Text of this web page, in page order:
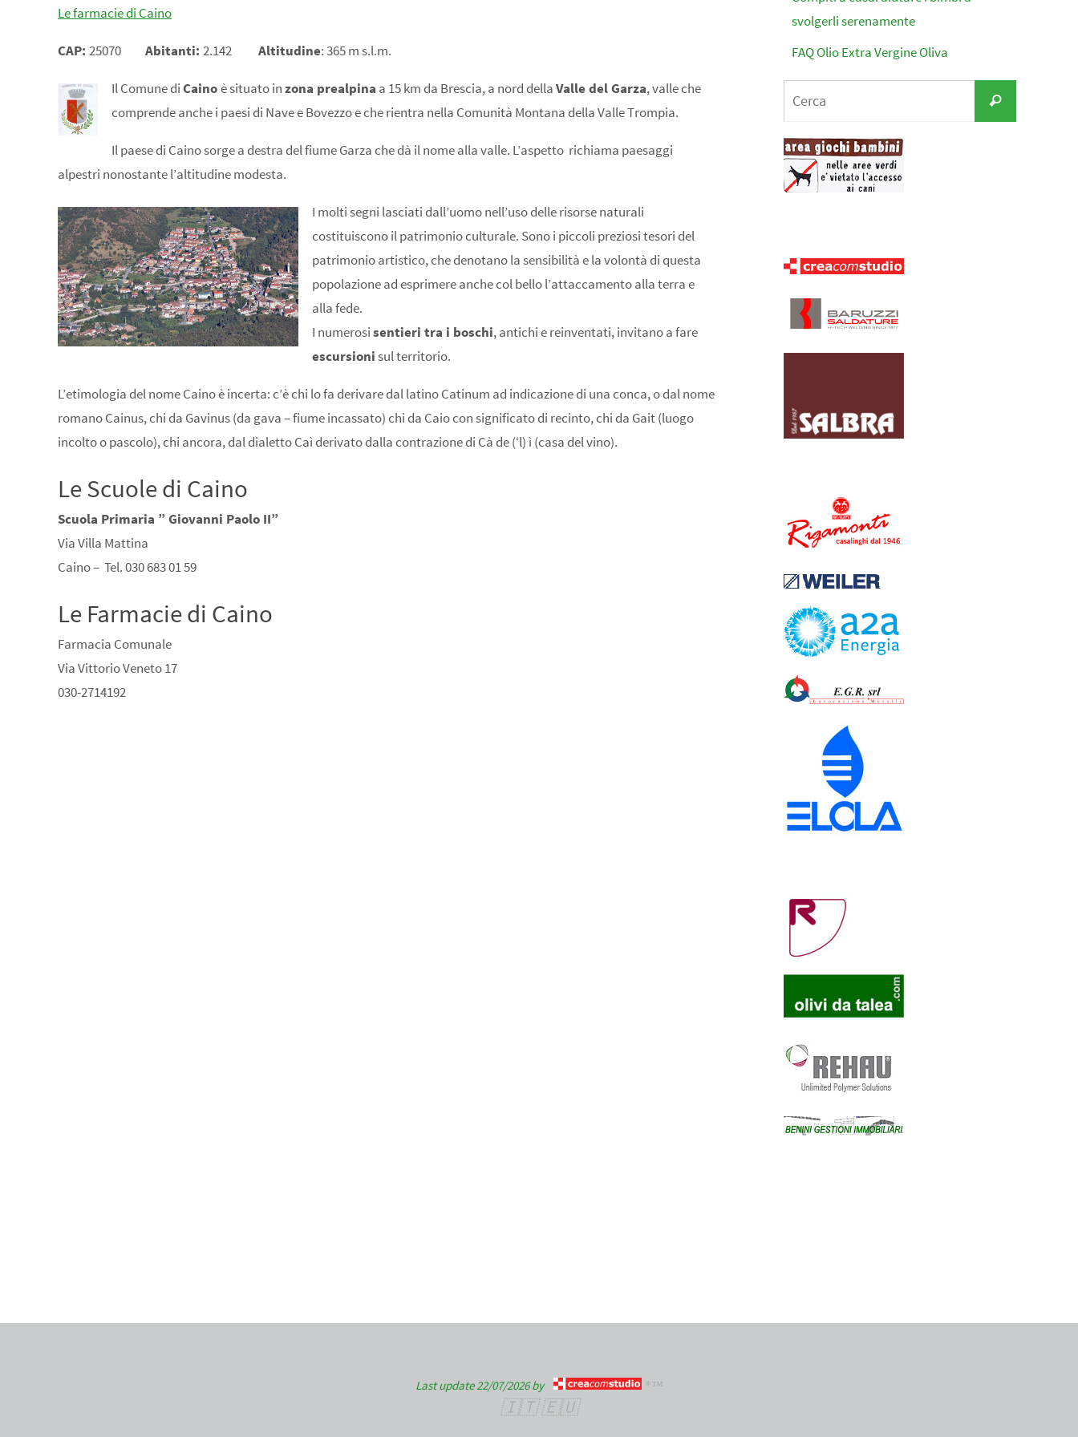
Le farmacie di Caino
CAP: 25070 Abitanti: 2.142 Altitudine: 365 m s.l.m.
Il Comune diCainoè situato inzona prealpina a 15 km da Brescia, a nord dellaValle del Garza, valle che
comprende anche i paesi di Nave e Bovezzo e che rientra nella Comunità Montana della Valle Trompia.
Il paese di Caino sorge a destra del fiume Garza che dà il nome alla valle. L’aspetto richiama paesaggi
alpestri nonostante l’altitudine modesta.
I molti segni lasciati dall’uomo nell’uso delle risorse naturali
costituiscono il patrimonio culturale. Sono i piccoli preziosi tesori del
patrimonio artistico, che denotano la sensibilità e la volontà di questa
popolazione ad esprimere anche col bello l’attaccamento alla terra e
alla fede.
I numerosisentieri tra i boschi, antichi e reinventati, invitano a fare
escursionisul territorio.
L’etimologia del nomeCainoè incerta: c’è chi lo fa derivare dal latinoCatinum ad indicazione di una conca, o dal nome
romano Cainus, chi da Gavinus (da gava – fiume incassato) chi da Caiocon significato di recinto, chi da Gait(luogo
incolto o pascolo), chi ancora, dal dialettoCaìderivato dalla contrazione di Cà de (‘l) ì (casa del vino).
Le Scuole di Caino
Scuola Primaria ” Giovanni Paolo II”
Via Villa Mattina
Caino – Tel. 030 683 01 59
Le Farmacie di Caino
Farmacia Comunale
Via Vittorio Veneto 17
030-2714192
svolgerli serenamente
FAQ Olio Extra Vergine Oliva
Cerca
Last update 22/07/2026 by ® ™
🇮🇹 🇪🇺